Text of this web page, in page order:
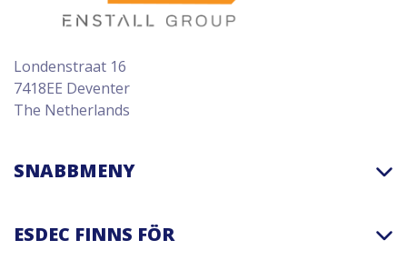
Londenstraat 16
7418EE Deventer
The Netherlands
SNABBMENY
ESDEC FINNS FÖR